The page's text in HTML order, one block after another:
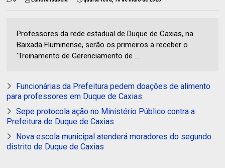
Professores da rede estadual de Duque de Caxias, na
Baixada Fluminense, serão os primeiros a receber o
'Treinamento de Gerenciamento de ...
Funcionárias da Prefeitura pedem doações de alimento
para professores em Duque de Caxias
Sepe protocola ação no Ministério Público contra a
Prefeitura de Duque de Caxias
Nova escola municipal atenderá moradores do segundo
distrito de Duque de Caxias